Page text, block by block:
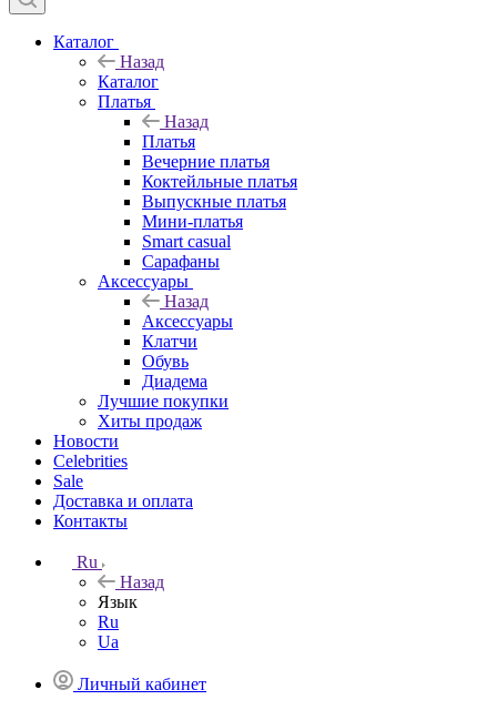
Каталог
Назад
Каталог
Платья
Назад
Платья
Вечерние платья
Коктейльные платья
Выпускные платья
Мини-платья
Smart casual
Сарафаны
Аксессуары
Назад
Аксессуары
Клатчи
Обувь
Диадема
Лучшие покупки
Хиты продаж
Новости
Celebrities
Sale
Доставка и оплата
Контакты
Ru
Назад
Язык
Ru
Ua
Личный кабинет